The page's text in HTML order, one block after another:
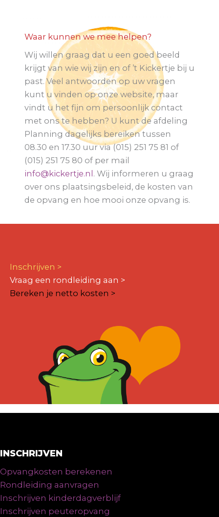
Waar kunnen we mee helpen?
Wij willen graag dat u een goed beeld
krijgt van wie wij zijn en of ’t Kickertje bij u
past. Veel antwoorden op uw vragen
kunt u vinden op onze website, maar
vindt u het fijn om persoonlijk contact
met ons te hebben? U kunt de afdeling
Planning dagelijks bereiken tussen
08.30 en 17.30 uur via (015) 251 75 81 of
(015) 251 75 80 of per mail
info@kickertje.nl . Wij informeren u graag
over ons plaatsingsbeleid, de kosten van
de opvang en hoe mooi onze opvang is.
Inschrijven >
Vraag een rondleiding aan >
Bereken je netto kosten >
INSCHRIJVEN
Opvangkosten berekenen
Rondleiding aanvragen
Inschrijven kinderdagverblijf
Inschrijven peuteropvang